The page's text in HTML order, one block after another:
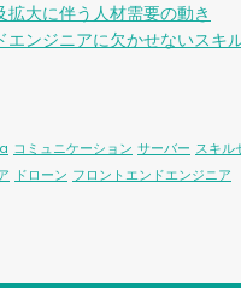
拡大に伴う人材需要の動き
エンジニアに欠かせないスキ
コミュニケーション サーバー スキル
ドローン フロントエンドエンジニア